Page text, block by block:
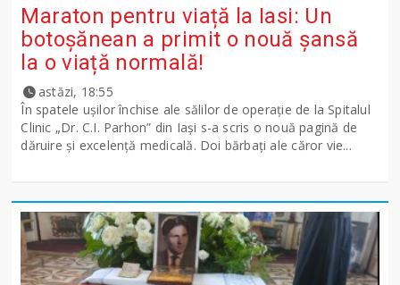
Maraton pentru viață la Iasi: Un
botoșănean a primit o nouă șansă
la o viață normală!
astăzi, 18:55
În spatele ușilor închise ale sălilor de operație de la Spitalul
Clinic „Dr. C.I. Parhon” din Iași s-a scris o nouă pagină de
dăruire și excelență medicală. Doi bărbați ale căror vie...